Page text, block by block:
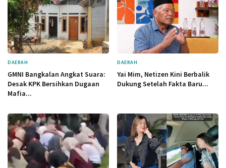
DAERAH
GMNI Bangkalan Angkat Suara:
Desak KPK Bersihkan Dugaan
Mafia...
DAERAH
Yai Mim, Netizen Kini Berbalik
Dukung Setelah Fakta Baru...